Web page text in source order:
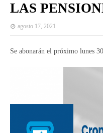
LAS
agosto 17, 2021
Se abonarán el próximo lunes